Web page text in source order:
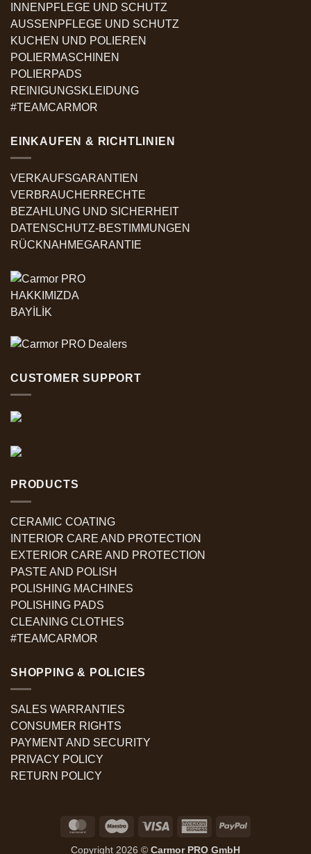
INNENPFLEGE UND SCHUTZ
AUSSENPFLEGE UND SCHUTZ
KUCHEN UND POLIEREN
POLIERMASCHINEN
POLIERPADS
REINIGUNGSKLEIDUNG
#TEAMCARMOR
EINKAUFEN & RICHTLINIEN
VERKAUFSGARANTIEN
VERBRAUCHERRECHTE
BEZAHLUNG UND SICHERHEIT
DATENSCHUTZ-BESTIMMUNGEN
RÜCKNAHMEGARANTIE
HAKKIMIZDA
BAYİLİK
CUSTOMER SUPPORT
PRODUCTS
CERAMIC COATING
INTERIOR CARE AND PROTECTION
EXTERIOR CARE AND PROTECTION
PASTE AND POLISH
POLISHING MACHINES
POLISHING PADS
CLEANING CLOTHES
#TEAMCARMOR
SHOPPING & POLICIES
SALES WARRANTIES
CONSUMER RIGHTS
PAYMENT AND SECURITY
PRIVACY POLICY
RETURN POLICY
MasterCardMaestro Visa
AmericanPayPal
Copyright 2026 © Carmor PRO GmbH